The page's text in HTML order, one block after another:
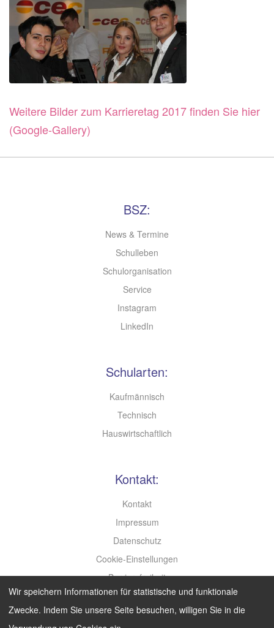
Weitere Bilder zum Karrieretag 2017 finden Sie hier
(Google-Gallery)
BSZ:
News & Termine
Schulleben
Schulorganisation
Service
Instagram
LinkedIn
Schularten:
Kaufmännisch
Technisch
Hauswirtschaftlich
Kontakt:
Kontakt
Impressum
Datenschutz
Cookie-Einstellungen
Barrierefreiheit
Leichte Sprache
Wir speichern Informationen für statistische und funktionale
Zwecke. Indem Sie unsere Seite besuchen, willigen Sie in die